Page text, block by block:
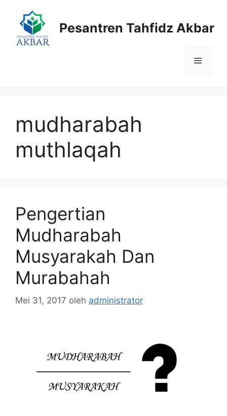
Pesantren Tahfidz Akbar
Menu
mudharabah
muthlaqah
Pengertian
Mudharabah
Musyarakah Dan
Murabahah
Mei 31, 2017 oleh administrator